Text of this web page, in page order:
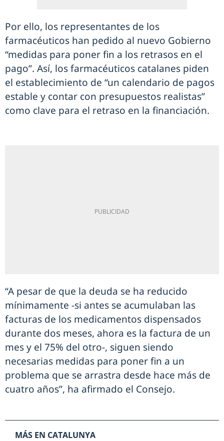
Por ello, los representantes de los
farmacéuticos han pedido al nuevo Gobierno
“medidas para poner fin a los retrasos en el
pago”. Así, los farmacéuticos catalanes piden
el establecimiento de “un calendario de pagos
estable y contar con presupuestos realistas”
como clave para el retraso en la financiación.
“A pesar de que la deuda se ha reducido
mínimamente -si antes se acumulaban las
facturas de los medicamentos dispensados
durante dos meses, ahora es la factura de un
mes y el 75% del otro-, siguen siendo
necesarias medidas para poner fin a un
problema que se arrastra desde hace más de
cuatro años”, ha afirmado el Consejo.
MÁS EN CATALUNYA